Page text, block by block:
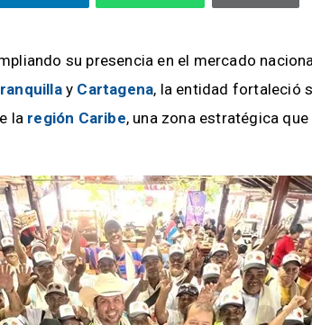
su presencia en el mercado
y Cartagena, la entidad fortaleció
la región Caribe, una zona estratégica